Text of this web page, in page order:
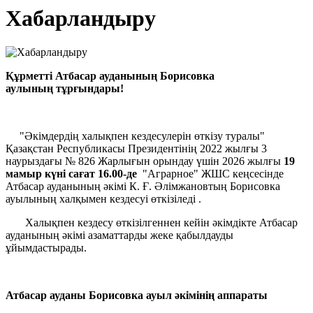
Хабарландыру
Құрметті Атбасар ауданының Борисовка
аулының тұрғындары!
"Әкімдердің халықпен кездесулерін өткізу туралы"
Қазақстан Республикасы Президентінің 2022 жылғы 3
наурыздағы № 826 Жарлығын орындау үшін 2026 жылғы 19
мамыр күні сағат 16.00-де "Аграрное" ЖШС кеңсесінде
Атбасар ауданының әкімі К. Ғ. Әлімжановтың Борисовка
ауылының халқымен кездесуі өткізіледі .
Халықпен кездесу өткізілгеннен кейін әкімдікте Атбасар
ауданының әкімі азаматтарды жеке қабылдауды
ұйымдастырады.
Атбасар ауданы Борисовка ауыл әкімінің аппараты